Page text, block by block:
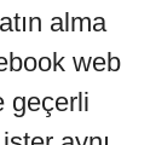
alma
web
geçerli